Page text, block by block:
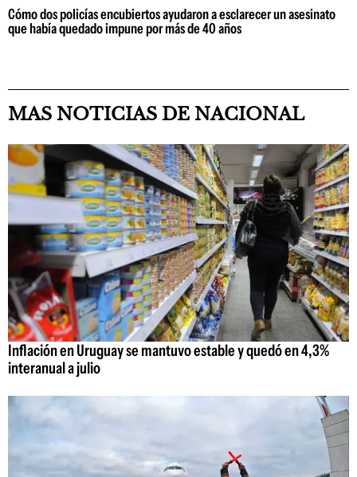
Cómo dos policías encubiertos ayudaron a esclarecer un asesinato
que había quedado impune por más de 40 años
MAS NOTICIAS DE NACIONAL
Inflación en Uruguay se mantuvo estable y quedó en 4,3%
interanual a julio